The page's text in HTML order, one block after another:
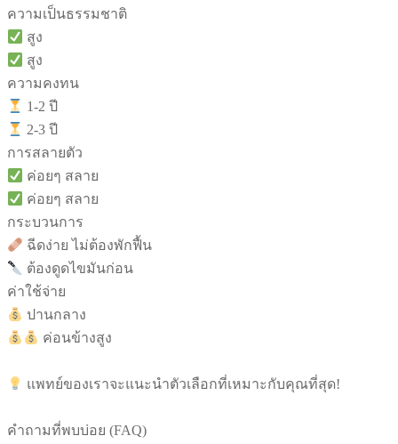
ความเป็นธรรมชาติ
สูง
สูง
ความคงทน
1-2 ปี
2-3 ปี
การสลายตัว
ค่อยๆ สลาย
ค่อยๆ สลาย
กระบวนการ
ฉีดง่าย ไม่ต้องพักฟื้น
ต้องดูดไขมันก่อน
ค่าใช้จ่าย
ปานกลาง
ค่อนข้างสูง
แพทย์ของเราจะแนะนำตัวเลือกที่เหมาะกับคุณที่สุด!
คำถามที่พบบ่อย (FAQ)